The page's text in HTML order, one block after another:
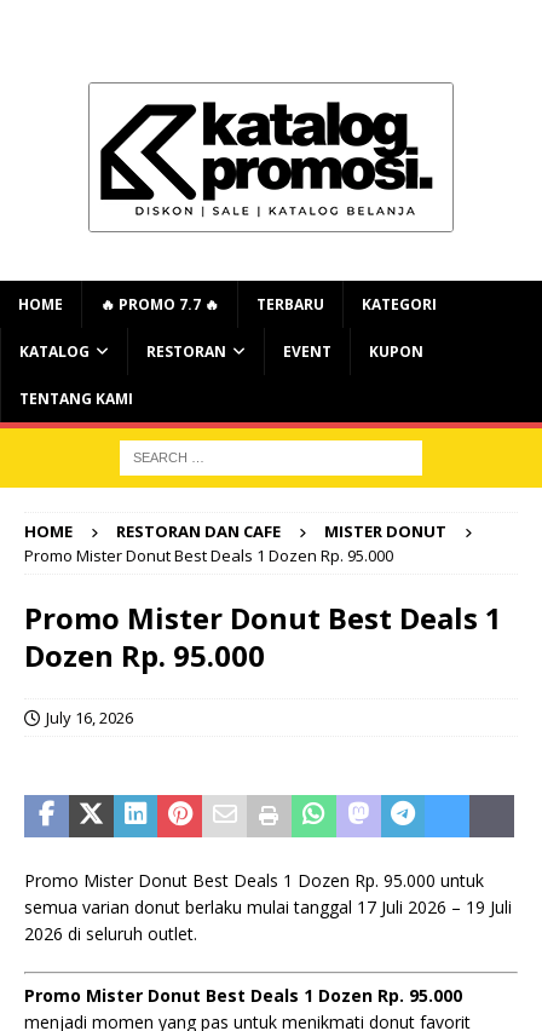
HOME 🔥 PROMO 7.7 🔥 TERBARU KATEGORI
KATALOG RESTORAN EVENT KUPON
TENTANG KAMI
HOME RESTORAN DAN CAFE
MISTER DONUT
Promo Mister Donut Best Deals 1 Dozen Rp. 95.000
Promo Mister Donut Best Deals 1
Dozen Rp. 95.000
July 16, 2026
Promo Mister Donut Best Deals 1 Dozen Rp. 95.000 untuk
semua varian donut berlaku mulai tanggal 17 Juli 2026 – 19 Juli
2026 di seluruh outlet.
Promo Mister Donut Best Deals 1 Dozen Rp. 95.000
menjadi momen yang pas untuk menikmati donut favorit